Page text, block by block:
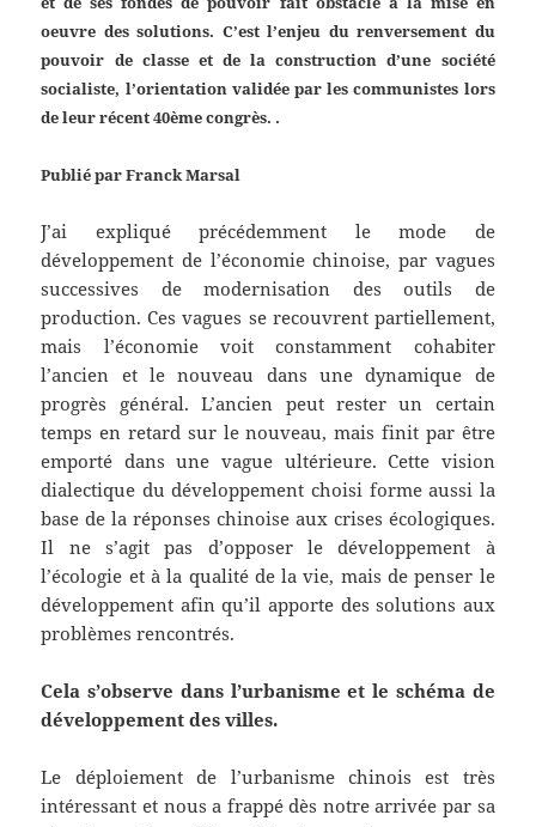
oeuvre des solutions. C’est l’enjeu du renversement du
pouvoir de classe et de la construction d’une société
socialiste, l’orientation validée par les communistes lors
de leur récent 40ème congrès. .
Publié par Franck Marsal
J’ai expliqué précédemment le mode de
développement de l’économie chinoise, par vagues
successives de modernisation des outils de
production. Ces vagues se recouvrent partiellement,
mais l’économie voit constamment cohabiter
l’ancien et le nouveau dans une dynamique de
progrès général. L’ancien peut rester un certain
temps en retard sur le nouveau, mais finit par être
emporté dans une vague ultérieure. Cette vision
dialectique du développement choisi forme aussi la
base de la réponses chinoise aux crises écologiques.
Il ne s’agit pas d’opposer le développement à
l’écologie et à la qualité de la vie, mais de penser le
développement afin qu’il apporte des solutions aux
problèmes rencontrés.
Cela s’observe dans l’urbanisme et le schéma de
développement des villes.
Le déploiement de l’urbanisme chinois est très
intéressant et nous a frappé dès notre arrivée par sa